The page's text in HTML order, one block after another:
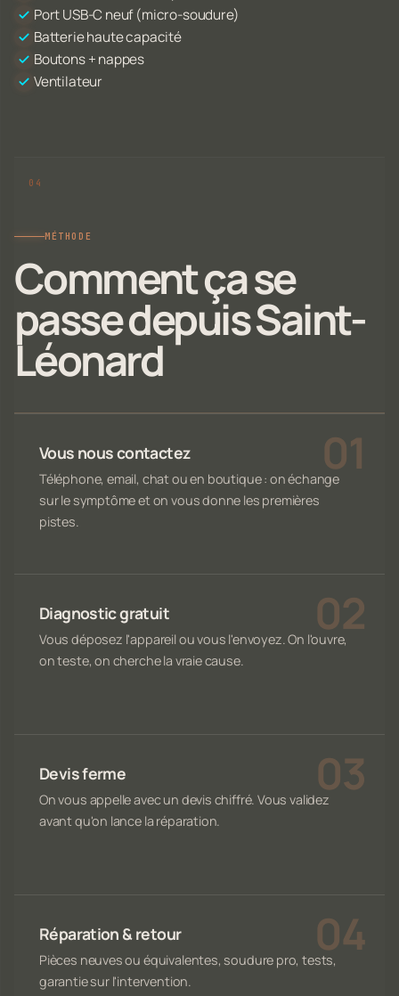
Port USB-C neuf (micro-soudure)
Batterie haute capacité
Boutons + nappes
Ventilateur
MÉTHODE
Comment ça se
passe depuis Saint-
Léonard
Vous nous contactez
Téléphone, email, chat ou en boutique : on échange
sur le symptôme et on vous donne les premières
pistes.
Diagnostic gratuit
Vous déposez l'appareil ou vous l'envoyez. On l'ouvre,
on teste, on cherche la vraie cause.
Devis ferme
On vous appelle avec un devis chiffré. Vous validez
avant qu'on lance la réparation.
Réparation & retour
Pièces neuves ou équivalentes, soudure pro, tests,
garantie sur l'intervention.